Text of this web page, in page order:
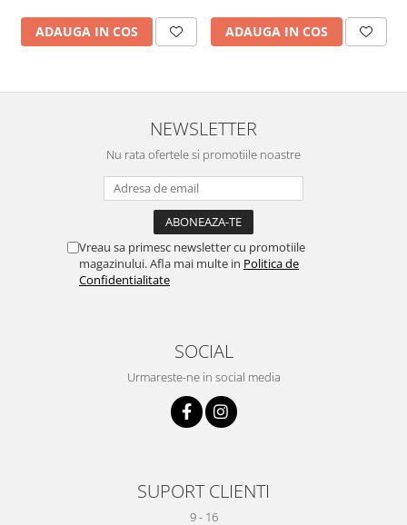
ADAUGA IN COS ADAUGA IN COS
NEWSLETTER
Nu rata ofertele si promotiile noastre
Vreau sa primesc newsletter cu promotiile
magazinului. Afla mai multe in Politica de
Confidentialitate
SOCIAL
Urmareste-ne in social media
SUPORT CLIENTI
9 - 16